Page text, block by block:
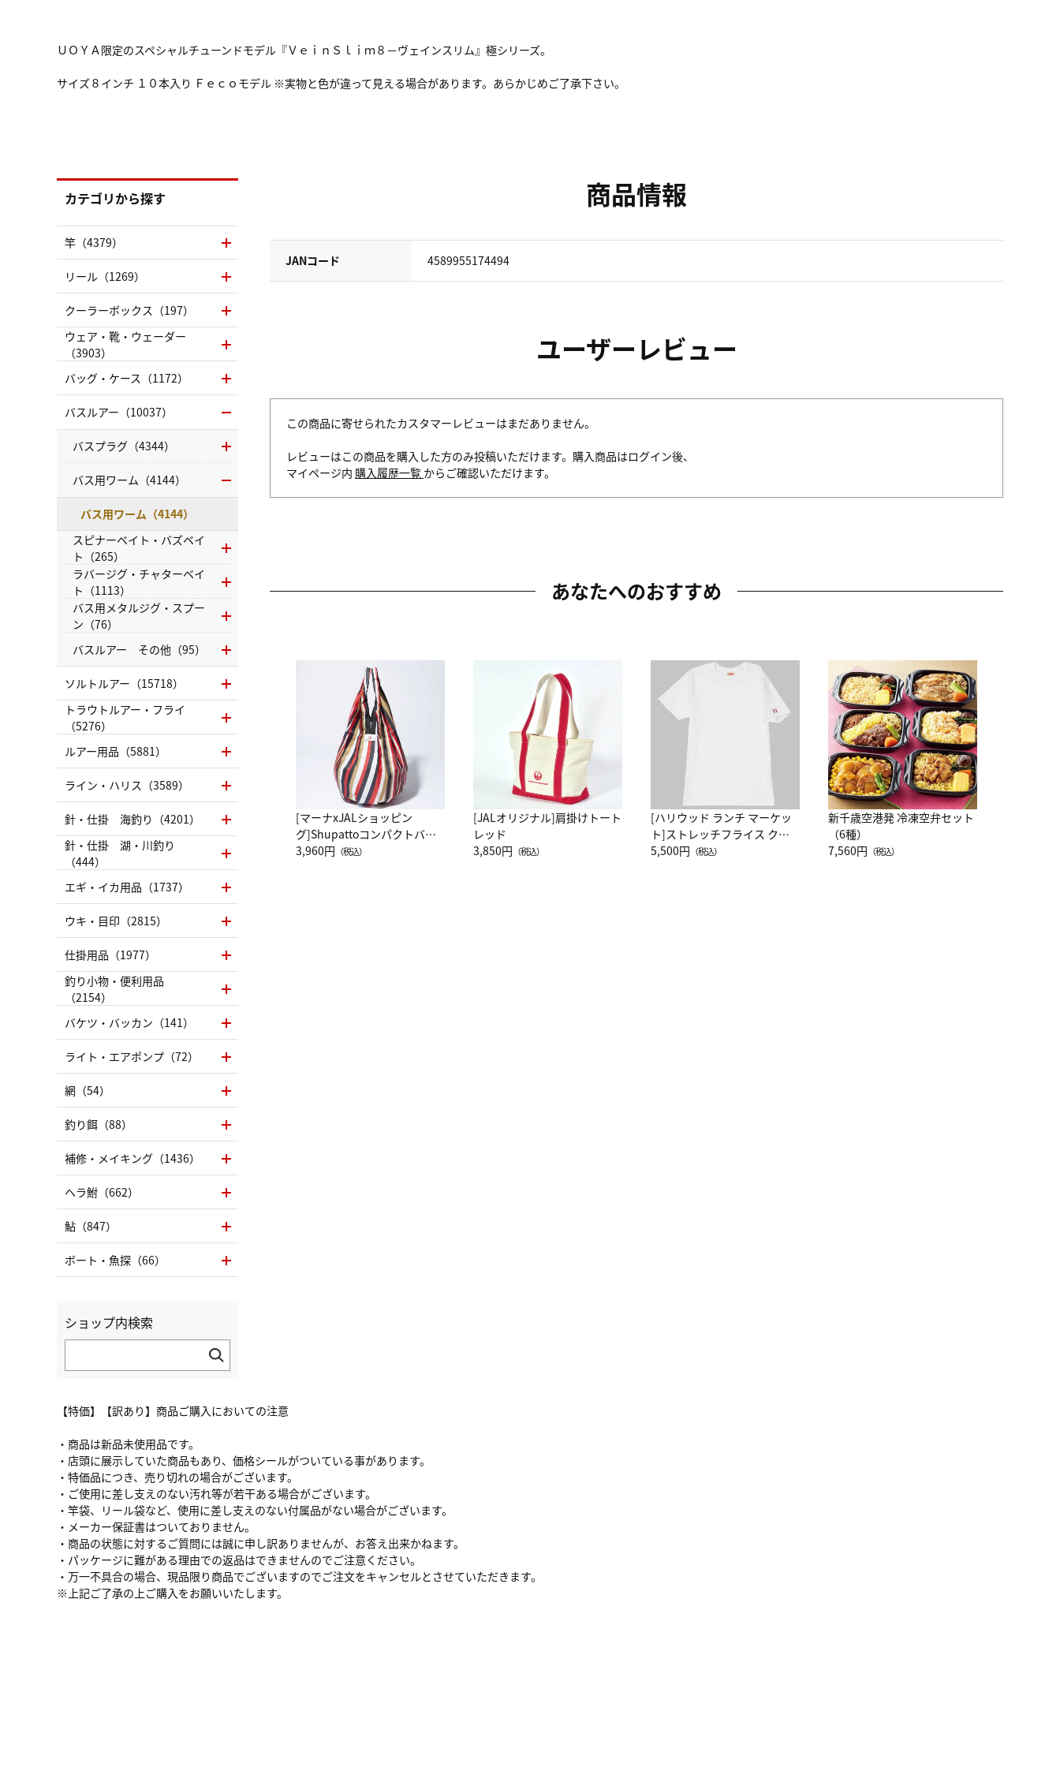
ＵＯＹＡ限定のスペシャルチューンドモデル『ＶｅｉｎＳｌｉｍ８－ヴェインスリム』極シリーズ。
サイズ８インチ １０本入り Ｆｅｃｏモデル ※実物と色が違って見える場合があります。あらかじめご了承下さい。
商品情報
JANコード 4589955174494
ユーザーレビュー
この商品に寄せられたカスタマーレビューはまだありません。
レビューはこの商品を購入した方のみ投稿いただけます。購入商品はログイン後、
マイページ内 購入履歴一覧 からご確認いただけます。
あなたへのおすすめ
[マーナxJALショッピン
グ]Shupattoコンパクトバッ
グ Drop JAL客室乗務員
3,960円 （税込）
[JALオリジナル]肩掛けトート
レッド
3,850円 （税込）
[ハリウッド ランチ マーケッ
ト]ストレッチフライス クル
ーネック別注半袖Ｔシャツ
5,500円 （税込）
新千歳空港発 冷凍空弁セット
（6種）
7,560円 （税込）
【特価】【訳あり】商品ご購入においての注意
・商品は新品未使用品です。
・店頭に展示していた商品もあり、価格シールがついている事があります。
・特価品につき、売り切れの場合がございます。
・ご使用に差し支えのない汚れ等が若干ある場合がございます。
・竿袋、リール袋など、使用に差し支えのない付属品がない場合がございます。
・メーカー保証書はついておりません。
・商品の状態に対するご質問には誠に申し訳ありませんが、お答え出来かねます。
・パッケージに難がある理由での返品はできませんのでご注意ください。
・万一不具合の場合、現品限り商品でございますのでご注文をキャンセルとさせていただきます。
※上記ご了承の上ご購入をお願いいたします。
カテゴリから探す
竿（4379）
リール（1269）
クーラーボックス（197）
ウェア・靴・ウェーダー
（3903）
バッグ・ケース（1172）
バスルアー（10037）
バスプラグ（4344）
バス用ワーム（4144）
バス用ワーム（4144）
スピナーベイト・バズベイ
ト（265）
ラバージグ・チャターベイ
ト（1113）
バス用メタルジグ・スプー
ン（76）
バスルアー その他（95）
ソルトルアー（15718）
トラウトルアー・フライ
（5276）
ルアー用品（5881）
ライン・ハリス（3589）
針・仕掛 海釣り（4201）
針・仕掛 湖・川釣り
（444）
エギ・イカ用品（1737）
ウキ・目印（2815）
仕掛用品（1977）
釣り小物・便利用品
（2154）
バケツ・バッカン（141）
ライト・エアポンプ（72）
網（54）
釣り餌（88）
補修・メイキング（1436）
ヘラ鮒（662）
鮎（847）
ボート・魚探（66）
ショップ内検索